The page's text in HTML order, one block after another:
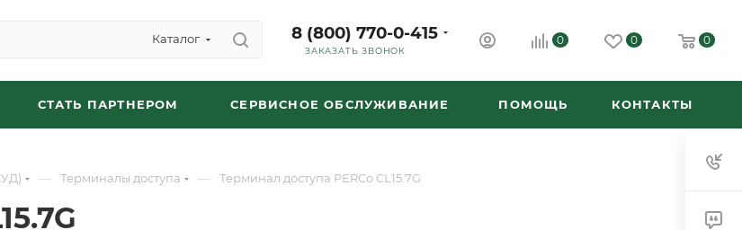
Каталог 8 (800) 770-0-415
ЗАКАЗАТЬ ЗВОНОК
0 0 0
СТАТЬ ПАРТНЕРОМ СЕРВИСНОЕ ОБСЛУЖИВАНИЕ ПОМОЩЬ КОНТАКТЫ
— Терминалы доступа — Терминал доступа PERCo CL15.7G